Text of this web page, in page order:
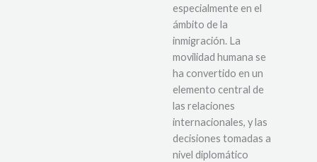
especialmente en el
ámbito de la
inmigración. La
movilidad humana se
ha convertido en un
elemento central de
las relaciones
internacionales, y las
decisiones tomadas a
nivel diplomático